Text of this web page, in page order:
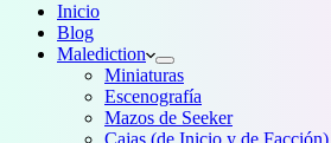
Inicio
Blog
Malediction
Miniaturas
Escenografía
Mazos de Seeker
Cajas (de Inicio y de Facción)